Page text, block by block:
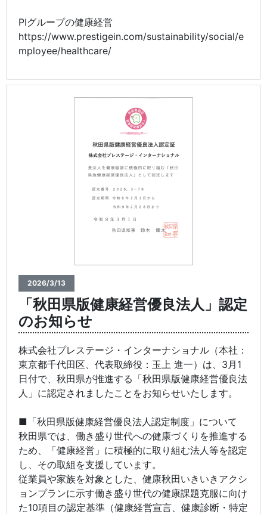
PIグループの健康経営
https://www.prestigein.com/sustainability/social/e
mployee/healthcare/
2026/3/13
「秋田県版健康経営優良法人」認定
のお知らせ
株式会社プレステージ・インターナショナル（本社：
東京都千代田区、代表取締役：玉上 進一）は、3月1
日付で、秋田県が推進する「秋田県版健康経営優良法
人」に認定されましたことをお知らせいたします。
■「秋田県版健康経営優良法人認定制度」について
秋田県では、働き盛り世代への健康づくりを推進する
ため、「健康経営」に積極的に取り組む法人等を認定
し、その取組を支援しています。
従業員や家族を対象とした、健康秋田いきいきアクシ
ョンプランに示す働き盛り世代の健康課題克服に向け
た10項目の認定基準（健康経営宣言、健康診断・特定